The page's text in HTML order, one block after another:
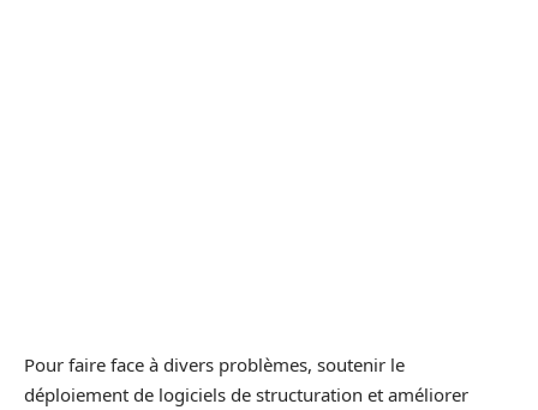
Pour faire face à divers problèmes, soutenir le
déploiement de logiciels de structuration et améliorer